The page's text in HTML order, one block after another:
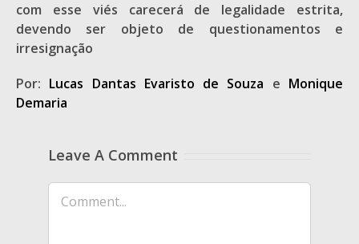
com esse viés carecerá de legalidade estrita,
devendo ser objeto de questionamentos e
irresignação
Por: Lucas Dantas Evaristo de Souza e Monique
Demaria
Leave A Comment
Comment